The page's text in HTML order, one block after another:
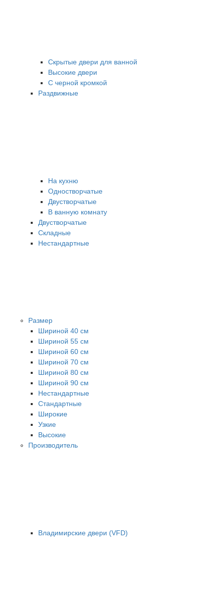
Скрытые двери для ванной
Высокие двери
С черной кромкой
Раздвижные
На кухню
Одностворчатые
Двустворчатые
В ванную комнату
Двустворчатые
Складные
Нестандартные
Размер
Шириной 40 см
Шириной 55 см
Шириной 60 см
Шириной 70 см
Шириной 80 см
Шириной 90 см
Нестандартные
Стандартные
Широкие
Узкие
Высокие
Производитель
Владимирские двери (VFD)